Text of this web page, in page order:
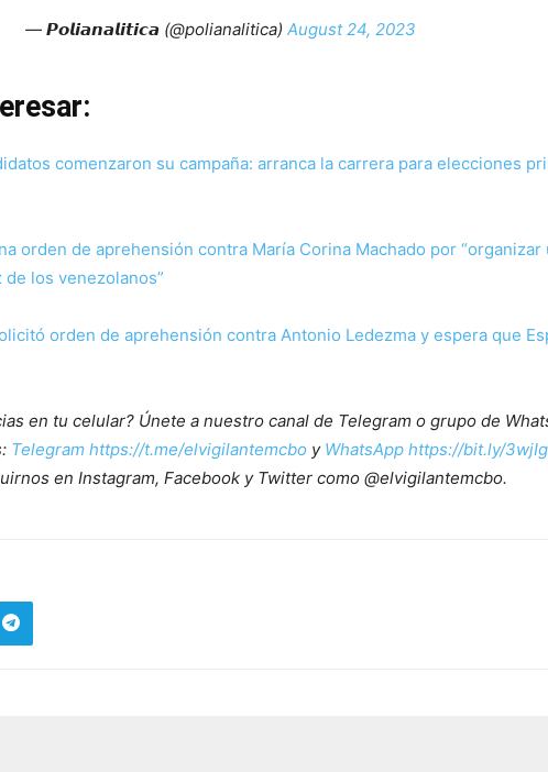
— 𝙋𝙤𝙡𝙞𝙖𝙣𝙖𝙡𝙞𝙩𝙞𝙘𝙖 (@polianalitica) August 24, 2023
comenzaron su campaña: arranca la carrera para elecciones
orden de aprehensión contra María Corina Machado por “organizar
los venezolanos”
orden de aprehensión contra Antonio Ledezma y espera que
en tu celular? Únete a nuestro canal de Telegram o grupo de
Telegram https://t.me/elvigilantemcbo y WhatsApp https://bit.ly/
en Instagram, Facebook y Twitter como @elvigilantemcbo.